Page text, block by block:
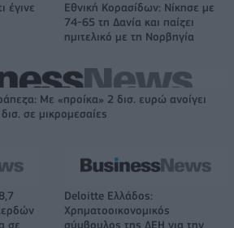
έγινε
Εθνική Κορασίδων: Νίκησε με
74-65 τη Δανία και παίζει
ημιτελικό με τη Νορβηγία
Με «προίκα» 2 δισ. ευρώ ανοίγει
σε μικρομεσαίες
σε
Deloitte Ελλάδος:
Χρηματοοικονομικός
σύμβουλος της ΔΕΗ για την